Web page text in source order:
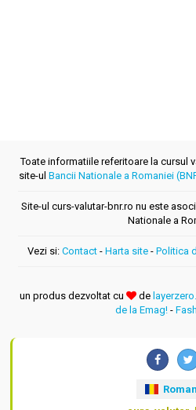
Toate informatiile referitoare la cursul
site-ul Bancii Nationale a Romaniei
Site-ul curs-valutar-bnr.ro nu este
Nationale a
Vezi si: Contact - Harta site - Politica
un produs dezvoltat cu de
de la Emag!-